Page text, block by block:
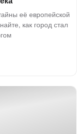
её европейской
как город стал